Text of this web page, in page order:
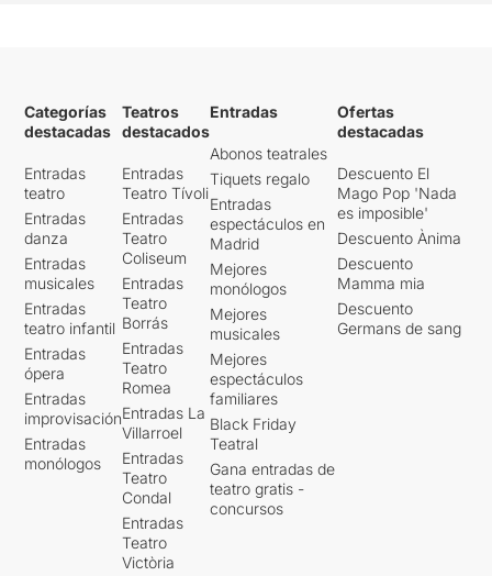
Categorías
destacadas
Entradas
teatro
Entradas
danza
Entradas
musicales
Entradas
teatro infantil
Entradas
ópera
Entradas
improvisación
Entradas
monólogos
Teatros
destacados
Entradas
Teatro Tívoli
Entradas
Teatro
Coliseum
Entradas
Teatro
Borrás
Entradas
Teatro
Romea
Entradas La
Villarroel
Entradas
Teatro
Condal
Entradas
Teatro
Victòria
Entradas
Abonos teatrales
Tiquets regalo
Entradas
espectáculos en
Madrid
Mejores
monólogos
Mejores
musicales
Mejores
espectáculos
familiares
Black Friday
Teatral
Gana entradas de
teatro gratis -
concursos
Ofertas
destacadas
Descuento El
Mago Pop 'Nada
es imposible'
Descuento Ànima
Descuento
Mamma mia
Descuento
Germans de sang